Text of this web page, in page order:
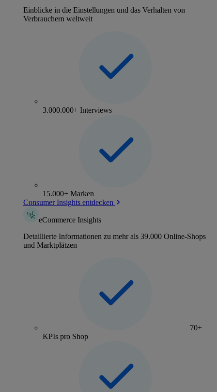
Einblicke in die Einstellungen und das Verhalten von
Verbrauchern weltweit
3.000.000+ Interviews
15.000+ Marken
Consumer Insights entdecken
eCommerce Insights
Detaillierte Informationen zu mehr als 39.000 Online-Shops
und Marktplätzen
70+
KPIs pro Shop